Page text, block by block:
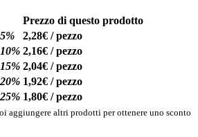
Prezzo di questo prodotto
2,28€ / pezzo
2,16€ / pezzo
2,04€ / pezzo
1,92€ / pezzo
1,80€ / pezzo
aggiungere altri prodotti per ottenere uno sconto